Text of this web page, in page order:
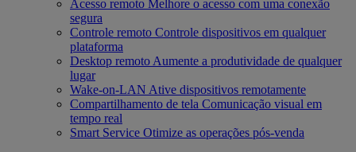
Acesso remoto Melhore o acesso com uma conexão
segura
Controle remoto Controle dispositivos em qualquer
plataforma
Desktop remoto Aumente a produtividade de qualquer
lugar
Wake-on-LAN Ative dispositivos remotamente
Compartilhamento de tela Comunicação visual em
tempo real
Smart Service Otimize as operações pós-venda